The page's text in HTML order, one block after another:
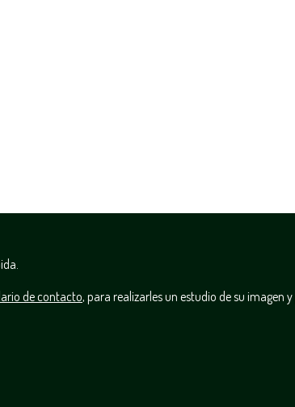
de contacto, para realizarles un estudio de su imagen y